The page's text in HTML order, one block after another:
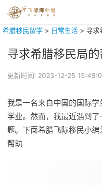
希腊移民留学 > 日常生活 > 寻求
寻求希腊移民局
更新时间: 2023-12-25
我是一名来自中国的国际
学业。然而，我最近遇到
题。下面希腊飞际移民小
帮助